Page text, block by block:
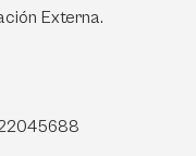
Externa.